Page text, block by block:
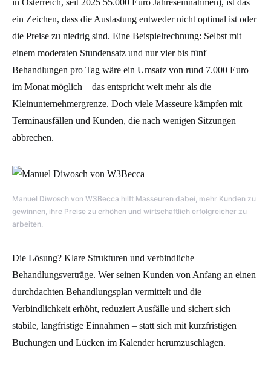
in Österreich, seit 2025 55.000 Euro Jahreseinnahmen), ist das
ein Zeichen, dass die Auslastung entweder nicht optimal ist oder
die Preise zu niedrig sind. Eine Beispielrechnung: Selbst mit
einem moderaten Stundensatz und nur vier bis fünf
Behandlungen pro Tag wäre ein Umsatz von rund 7.000 Euro
im Monat möglich – das entspricht weit mehr als die
Kleinunternehmergrenze. Doch viele Masseure kämpfen mit
Terminausfällen und Kunden, die nach wenigen Sitzungen
abbrechen.
Manuel Diwosch von W3Becca hilft Masseuren dabei, mehr Kunden zu
gewinnen, ihre Preise zu erhöhen und wirtschaftlich erfolgreicher zu
arbeiten.
Die Lösung? Klare Strukturen und verbindliche
Behandlungsverträge. Wer seinen Kunden von Anfang an einen
durchdachten Behandlungsplan vermittelt und die
Verbindlichkeit erhöht, reduziert Ausfälle und sichert sich
stabile, langfristige Einnahmen – statt sich mit kurzfristigen
Buchungen und Lücken im Kalender herumzuschlagen.